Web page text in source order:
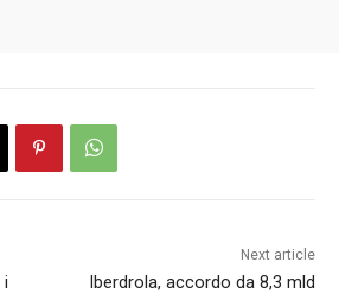
i
Next article
Iberdrola, accordo da 8,3 mld